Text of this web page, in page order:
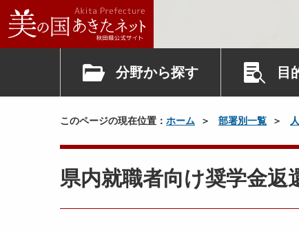
分野から探す 目
このページの現在位置： ホーム 部署別一覧
県内就職者向け奨学金返